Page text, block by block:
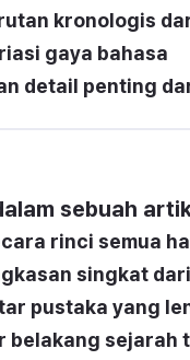
kronologis
gaya bahasa
detail penting
sebuah
rinci semua
singkat
pustaka yang
belakang sejarah